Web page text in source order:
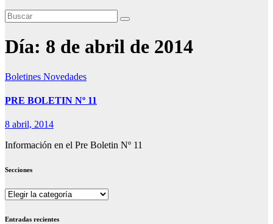
Día: 8 de abril de 2014
Boletines Novedades
PRE BOLETIN Nº 11
8 abril, 2014
Información en el Pre Boletin Nº 11
Secciones
Secciones
Entradas recientes